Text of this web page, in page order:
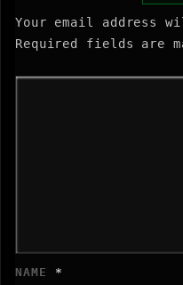
Your email address
Required fields are
NAME *